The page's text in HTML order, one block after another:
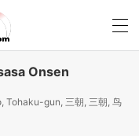
Onsen
Tohaku-gun, 三朝, 三朝, 鸟